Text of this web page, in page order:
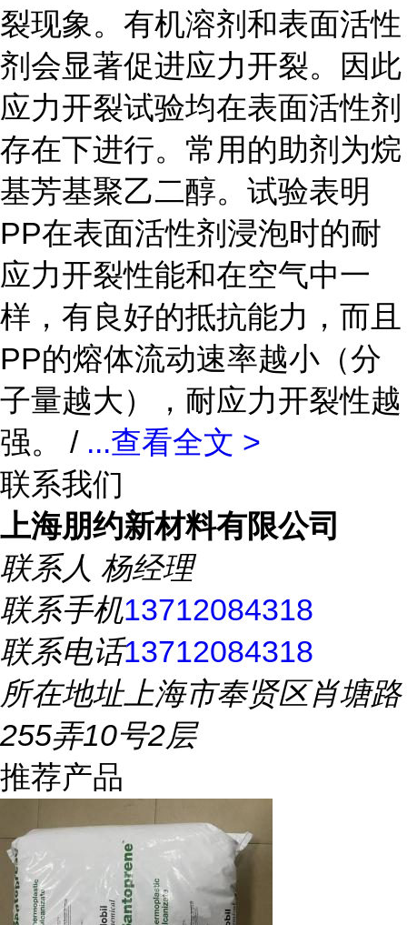
裂现象。有机溶剂和表面活性
剂会显著促进应力开裂。因此
应力开裂试验均在表面活性剂
存在下进行。常用的助剂为烷
基芳基聚乙二醇。试验表明
PP在表面活性剂浸泡时的耐
应力开裂性能和在空气中一
样，有良好的抵抗能力，而且
PP的熔体流动速率越小（分
子量越大），耐应力开裂性越
强。 / ...查看全文 >
联系我们
上海朋约新材料有限公司
联系人 杨经理
联系手机13712084318
联系电话13712084318
所在地址上海市奉贤区肖塘路
255弄10号2层
推荐产品